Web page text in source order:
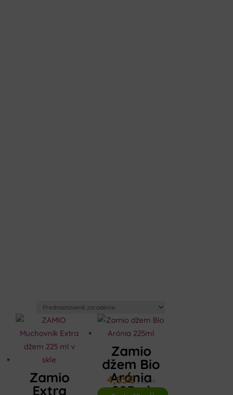
Zamio
Extra
Zamio
džem Bio
Arónia
225ml
4,65€s DPH